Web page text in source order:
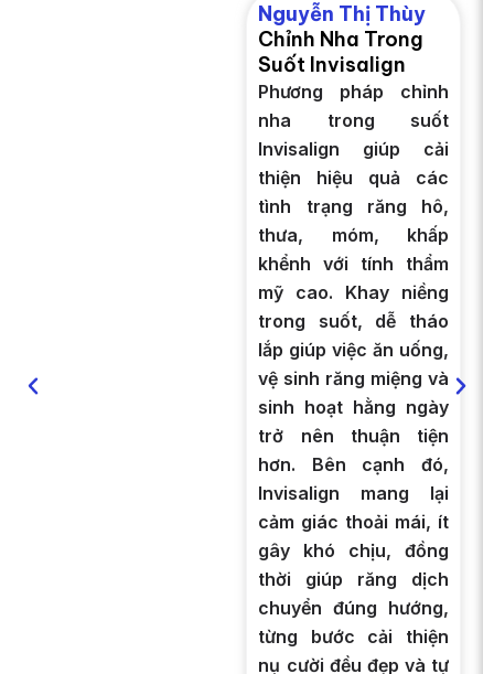
Nguyễn Thị Thùy
Chỉnh Nha Trong
Suốt Invisalign
Phương pháp chỉnh
nha trong suốt
Invisalign giúp cải
thiện hiệu quả các
tình trạng răng hô,
thưa, móm, khấp
khểnh với tính thẩm
mỹ cao. Khay niềng
trong suốt, dễ tháo
lắp giúp việc ăn uống,
vệ sinh răng miệng và
sinh hoạt hằng ngày
trở nên thuận tiện
hơn. Bên cạnh đó,
Invisalign mang lại
cảm giác thoải mái, ít
gây khó chịu, đồng
thời giúp răng dịch
chuyển đúng hướng,
từng bước cải thiện
nụ cười đều đẹp và tự